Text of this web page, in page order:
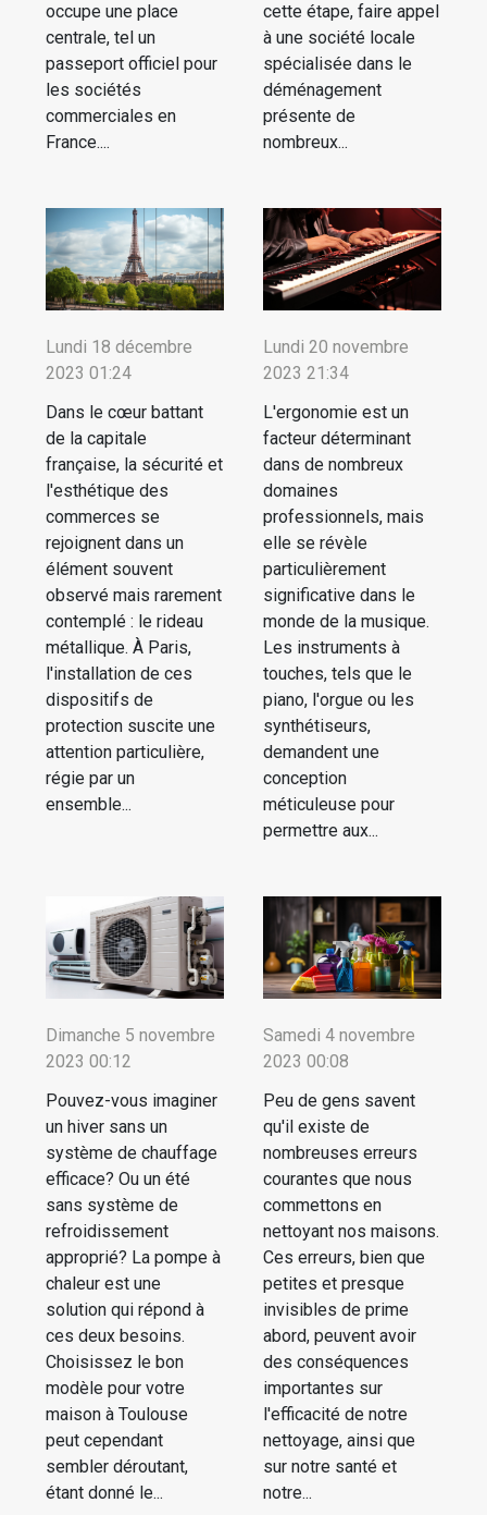
occupe une place
centrale, tel un
passeport officiel pour
les sociétés
commerciales en
France....
cette étape, faire appel
à une société locale
spécialisée dans le
déménagement
présente de
nombreux...
Lundi 18 décembre
2023 01:24
Dans le cœur battant
de la capitale
française, la sécurité et
l'esthétique des
commerces se
rejoignent dans un
élément souvent
observé mais rarement
contemplé : le rideau
métallique. À Paris,
l'installation de ces
dispositifs de
protection suscite une
attention particulière,
régie par un
ensemble...
Lundi 20 novembre
2023 21:34
L'ergonomie est un
facteur déterminant
dans de nombreux
domaines
professionnels, mais
elle se révèle
particulièrement
significative dans le
monde de la musique.
Les instruments à
touches, tels que le
piano, l'orgue ou les
synthétiseurs,
demandent une
conception
méticuleuse pour
permettre aux...
Dimanche 5 novembre
2023 00:12
Pouvez-vous imaginer
un hiver sans un
système de chauffage
efficace? Ou un été
sans système de
refroidissement
approprié? La pompe à
chaleur est une
solution qui répond à
ces deux besoins.
Choisissez le bon
modèle pour votre
maison à Toulouse
peut cependant
sembler déroutant,
étant donné le...
Samedi 4 novembre
2023 00:08
Peu de gens savent
qu'il existe de
nombreuses erreurs
courantes que nous
commettons en
nettoyant nos maisons.
Ces erreurs, bien que
petites et presque
invisibles de prime
abord, peuvent avoir
des conséquences
importantes sur
l'efficacité de notre
nettoyage, ainsi que
sur notre santé et
notre...